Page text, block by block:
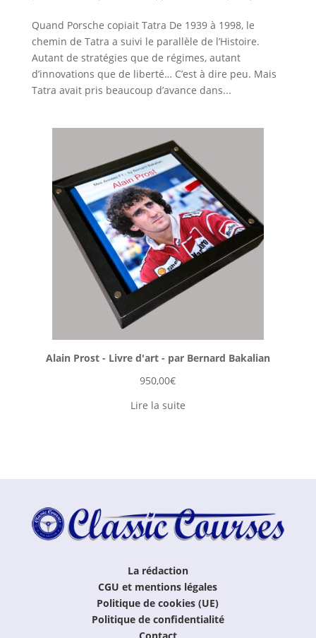
Quand Porsche copiait Tatra De 1939 à 1998, le
chemin de Tatra a suivi le parallèle de l’Histoire.
Autant de stratégies que de régimes, autant
d’innovations que de liberté… C’est à dire peu. Mais
Tatra avait pris beaucoup d’avance dans...
Alain Prost - Livre d'art - par Bernard Bakalian
950,00€
Lire la suite
La rédaction
CGU et mentions légales
Politique de cookies (UE)
Politique de confidentialité